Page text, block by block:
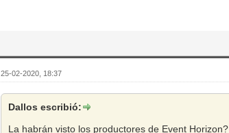
25-02-2020, 18:37
Dallos escribió:
La habrán visto los productores de Event Horizon?